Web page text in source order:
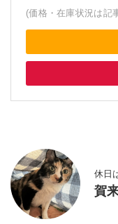
(価格・在庫状況は記
休日
賀